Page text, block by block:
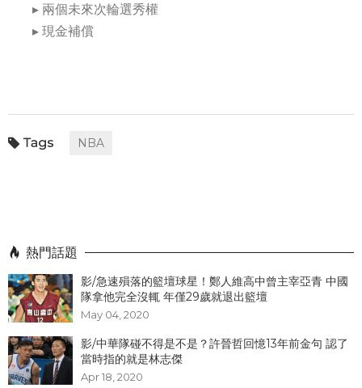
▸ 兩個未來次輪選秀權
▸ 現金補償
NBA
熱門話題
影/急速殞落的籃壇球星！鄭人維高中曾主宰亞青 中國
隊拿他完全沒輒 年僅29歲就退出籃壇
May 04, 2020
影/中華隊碰不得是不是？許晉哲回憶13年前金句 認了
當時指的就是林志傑
Apr 18, 2020